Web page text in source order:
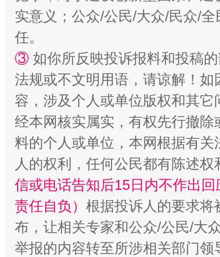
实意义；公众/公民/大众/民众/
任。
③ 如你所反映投诉报料和投稿
法规或不文明用语，请谅解！
容，涉及个人或单位版权和其它
经本网核实属实，有权先行撤
料的个人或单位，本网根据有
人的权利，任何公民都有陈述
信或电话告知后15日内不作出
责任自负） 根据投诉人的要求将
布，让相关专家和公众/公民/大
举报的内容转至所涉相关部门